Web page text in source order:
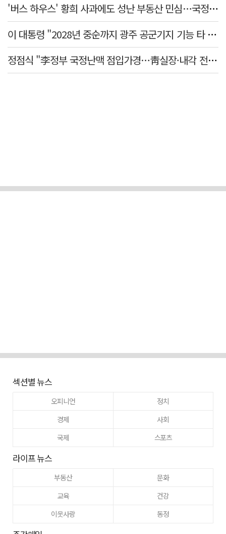
'버스 하우스' 황희 사과에도 성난 부동산 민심…국정 동력 빨간불
이 대통령 "2028년 중순까지 광주 공군기지 기능 타 기지 이전"
정점식 "李정부 국정난맥 점입가경…靑실장·내각 전면 교체해야"
섹션별 뉴스
오피니언
정치
경제
사회
국제
스포츠
라이프 뉴스
부동산
문화
교육
건강
이웃사랑
동정